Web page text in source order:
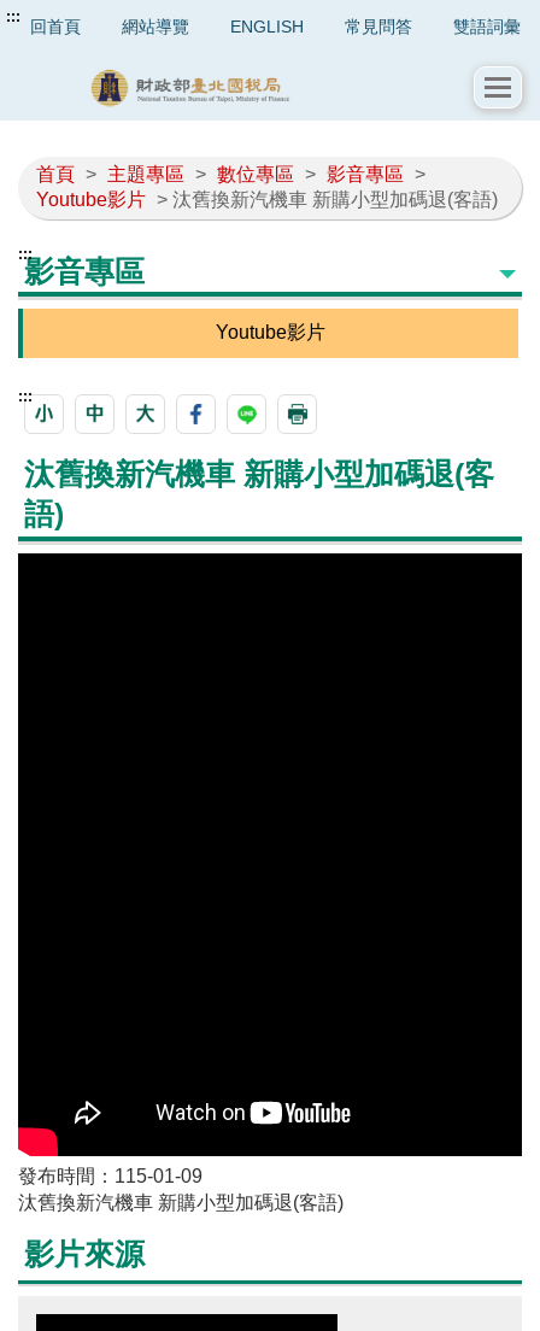
::: 回首頁 網站導覽 ENGLISH 常見問答 雙語詞彙
首頁 > 主題專區 > 數位專區 > 影音專區 >
Youtube影片 > 汰舊換新汽機車 新購小型加碼退(客語)
:::影音專區
Youtube影片
:::
汰舊換新汽機車 新購小型加碼退(客
語)
發布時間：115-01-09
汰舊換新汽機車 新購小型加碼退(客語)
影片來源